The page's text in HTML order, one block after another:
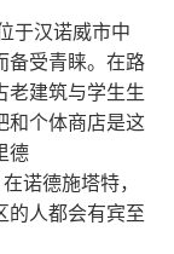
于汉诺威市中
备受青睐。在路
建筑与学生生
和个体商店是这
德
诺德施塔特，
的人都会有宾至